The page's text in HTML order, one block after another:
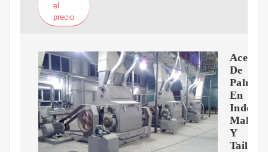
el
precio
Aceite
De
Palma
En
Malasia
Y